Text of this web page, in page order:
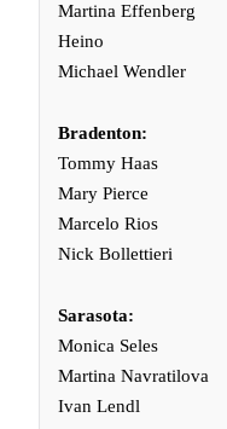
Martina Effenberg
Heino
Michael Wendler
Bradenton:
Tommy Haas
Mary Pierce
Marcelo Rios
Nick Bollettieri
Sarasota:
Monica Seles
Martina Navratilova
Ivan Lendl